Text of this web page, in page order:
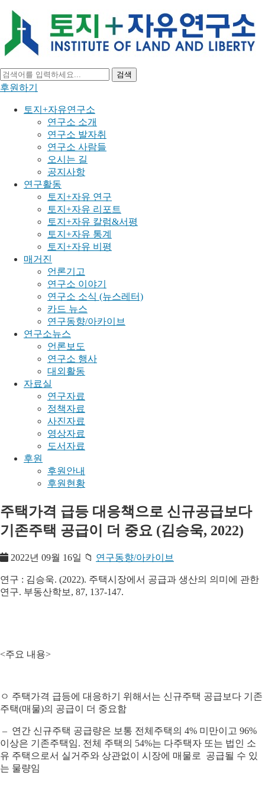
검색
후원하기
토지+자유연구소
연구소 소개
연구소 발자취
연구소 사람들
오시는 길
공지사항
연구활동
토지+자유 연구
토지+자유 리포트
토지+자유 칼럼&서평
토지+자유 통계
토지+자유 비평
매거진
언론기고
연구소 이야기
연구소 소식 (뉴스레터)
카드 뉴스
연구동향/아카이브
연구소뉴스
언론보도
연구소 행사
대외활동
자료실
연구자료
정책자료
사진자료
영상자료
도서자료
후원
후원안내
후원현황
주택가격 급등 대응책으로 신규공급보다
기존주택 공급이 더 중요 (김승욱, 2022)
2022년 09월 16일 📁 연구동향/아카이브
연구 : 김승욱. (2022). 주택시장에서 공급과 생산의 의미에 관한
연구. 부동산학보, 87, 137-147.
<주요 내용>
ㅇ 주택가격 급등에 대응하기 위해서는 신규주택 공급보다 기존
주택(매물)의 공급이 더 중요함
– 연간 신규주택 공급량은 보통 전체주택의 4% 미만이고 96%
이상은 기존주택임. 전체 주택의 54%는 다주택자 또는 법인 소
유 주택으로서 실거주와 상관없이 시장에 매물로 공급될 수 있
는 물량임